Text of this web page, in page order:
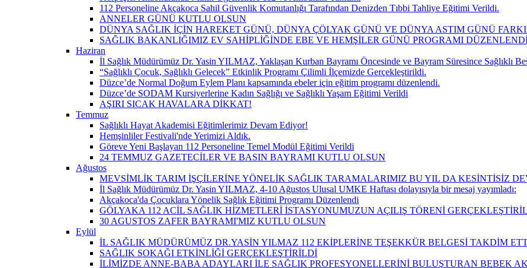
112 Personeline Akçakoca Sahil Güvenlik Komutanlığı Tarafından Denizden Tıbbi Tahliye Eğitimi Verildi.
ANNELER GÜNÜ KUTLU OLSUN
DÜNYA SAĞLIK İÇİN HAREKET GÜNÜ, DÜNYA ÇÖLYAK GÜNÜ VE DÜNYA ASTIM GÜNÜ
SAĞLIK BAKANLIĞIMIZ EV SAHİPLİĞİNDE EBE VE HEMŞİLER GÜNÜ PROGRAMI
Haziran
İl Sağlık Müdürümüz Dr. Yasin YILMAZ, Yaklaşan Kurban Bayramı Öncesinde ve Bayram Süresince Sağlıklı
“Sağlıklı Çocuk, Sağlıklı Gelecek” Etkinlik Programı Çilimli İlçemizde Gerçekleştirildi.
Düzce’de Normal Doğum Eylem Planı kapsamında ebeler için eğitim programı düzenlendi.
Düzce’de SODAM Kursiyerlerine Kadın Sağlığı ve Sağlıklı Yaşam Eğitimi Verildi
AŞIRI SICAK HAVALARA DİKKAT!
Temmuz
Sağlıklı Hayat Akademisi Eğitimlerimiz Devam Ediyor!
Hemşinliler Festivali'nde Yerimizi Aldık.
Göreve Yeni Başlayan 112 Personeline Temel Modül Eğitimi Verildi
24 TEMMUZ GAZETECİLER VE BASIN BAYRAMI KUTLU OLSUN
Ağustos
MEVSİMLİK TARIM İŞÇİLERİNE YÖNELİK SAĞLIK TARAMALARIMIZ BU YIL DA KESİNTİSİZ
İl Sağlık Müdürümüz Dr. Yasin YILMAZ, 4-10 Ağustos Ulusal UMKE Haftası dolayısıyla bir mesaj yayımladı:
Akçakoca'da Çocuklara Yönelik Sağlık Eğitimi Programı Düzenlendi
GÖLYAKA 112 ACİL SAĞLIK HİZMETLERİ İSTASYONUMUZUN AÇILIŞ TÖRENİ
30 AGUSTOS ZAFER BAYRAMI'MIZ KUTLU OLSUN
Eylül
İL SAĞLIK MÜDÜRÜMÜZ DR.YASİN YILMAZ 112 EKİPLERİNE TEŞEKKÜR BELGESİ TAKDİM
SAĞLIK SOKAĞI ETKİNLİĞİ GERÇEKLEŞTİRİLDİ
İLİMİZDE ANNE-BABA ADAYLARI İLE SAĞLIK PROFESYONELLERİNİ BULUŞTURAN BEBEK